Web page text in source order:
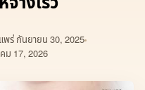
พร่กันยายน 30, 2025
ม 17, 2026